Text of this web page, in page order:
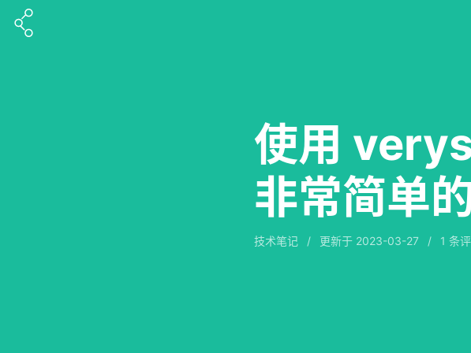
使用
非常简单
技术笔记 / 更新于 2023-03-27 / 1 条